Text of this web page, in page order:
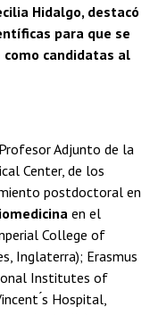
Hidalgo, destacó
para que se
candidatas al
Adjunto de la
Center, de los
postdoctoral en
en el
College of
Inglaterra); Erasmus
Institutes of
́s Hospital,